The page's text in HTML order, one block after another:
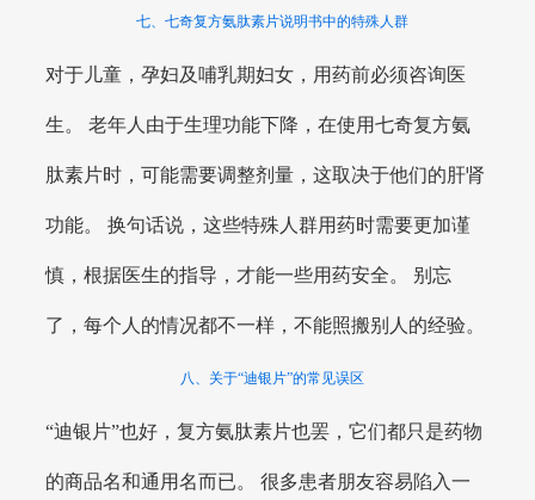
七、七奇复方氨肽素片说明书中的特殊人群
对于儿童，孕妇及哺乳期妇女，用药前必须咨询医
生。 老年人由于生理功能下降，在使用七奇复方氨
肽素片时，可能需要调整剂量，这取决于他们的肝肾
功能。 换句话说，这些特殊人群用药时需要更加谨
慎，根据医生的指导，才能一些用药安全。 别忘
了，每个人的情况都不一样，不能照搬别人的经验。
八、关于“迪银片”的常见误区
“迪银片”也好，复方氨肽素片也罢，它们都只是药物
的商品名和通用名而已。 很多患者朋友容易陷入一